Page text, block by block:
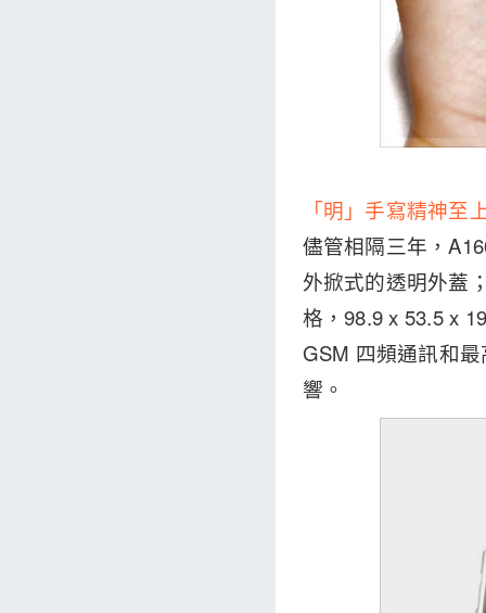
「明」手寫精神至
儘管相隔三年，
外掀式的透明外蓋
格，98.9 x 53.5 x
GSM 四頻通訊和
響。